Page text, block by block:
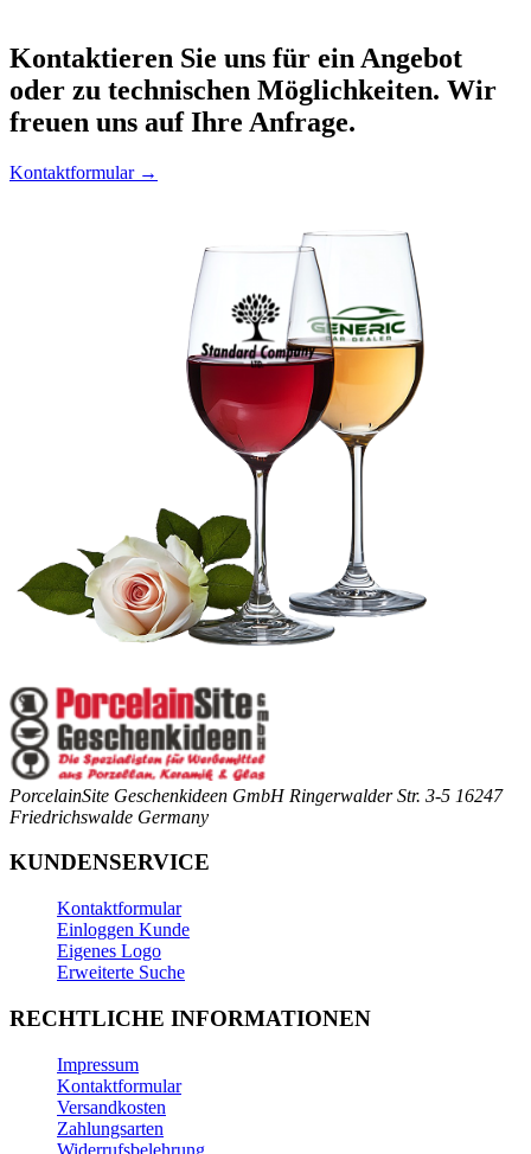
Kontaktieren Sie uns für ein Angebot
oder zu technischen Möglichkeiten. Wir
freuen uns auf Ihre Anfrage.
Kontaktformular →
PorcelainSite Geschenkideen GmbH Ringerwalder Str. 3-5 16247
Friedrichswalde Germany
KUNDENSERVICE
Kontaktformular
Einloggen Kunde
Eigenes Logo
Erweiterte Suche
RECHTLICHE INFORMATIONEN
Impressum
Kontaktformular
Versandkosten
Zahlungsarten
Widerrufsbelehrung